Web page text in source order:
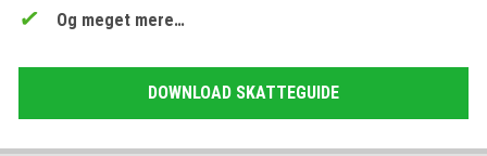
Og meget mere…
DOWNLOAD SKATTEGUIDE